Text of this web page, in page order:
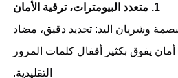
1. متعدد البيومترات، ترقية الأمان
وشريان اليد: تحديد دقيق، مضاد
يفوق بكثير أقفال كلمات المرور
التقليدية.